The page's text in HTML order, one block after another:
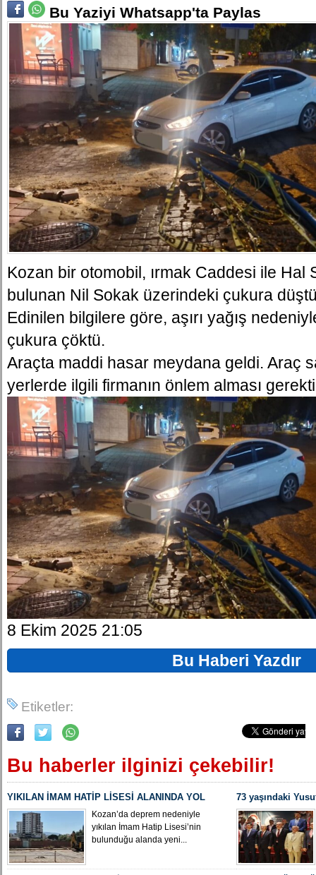
Bu Yaziyi Whatsapp'ta Paylas
Kozan bir otomobil, ırmak Caddesi ile Hal
bulunan Nil Sokak üzerindeki çukura
Edinilen bilgilere göre, aşırı yağış
çukura çöktü.
Araçta maddi hasar meydana geldi. Araç
yerlerde ilgili firmanın önlem alması
8 Ekim 2025 21:05
Bu Haberi Yazdır
Etiketler:
Bu haberler ilginizi çekebilir!
YIKILAN İMAM HATİP LİSESİ ALANINDA YOL
ÇALIŞMASI BAŞLADIKozan’da deprem nedeniyle
yıkılan İmam Hatip Lisesi’nin
bulunduğu alanda yeni...
73 yaşındaki
Yeniden MHP